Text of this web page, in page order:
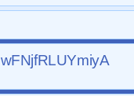
wFNjfRLUYmiyA